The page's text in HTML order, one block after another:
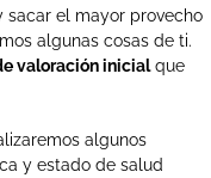
sacar el mayor provecho
algunas cosas de ti.
valoración inicialque
algunos
y estado de salud